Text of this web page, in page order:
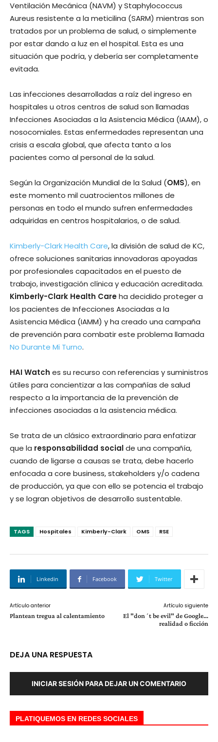
Ventilación Mecánica (NAVM) y Staphylococcus
Aureus resistente a la meticilina (SARM) mientras son
tratados por un problema de salud, o simplemente
por estar dando a luz en el hospital. Esta es una
situación que podría, y debería ser completamente
evitada.
Las infecciones desarrolladas a raíz del ingreso en
hospitales u otros centros de salud son llamadas
Infecciones Asociadas a la Asistencia Médica (IAAM), o
nosocomiales. Estas enfermedades representan una
crisis a escala global, que afecta tanto a los
pacientes como al personal de la salud.
Según la Organización Mundial de la Salud (OMS), en
este momento mil cuatrocientos millones de
personas en todo el mundo sufren enfermedades
adquiridas en centros hospitalarios, o de salud.
Kimberly-Clark Health Care, la división de salud de KC,
ofrece soluciones sanitarias innovadoras apoyadas
por profesionales capacitados en el puesto de
trabajo, investigación clínica y educación acreditada.
Kimberly-Clark Health Careha decidido proteger a
los pacientes de Infecciones Asociadas a la
Asistencia Médica (IAMM) y ha creado una campaña
de prevención para combatir este problema llamada
No Durante Mi Turno.
HAI Watch es su recurso con referencias y suministros
útiles para concientizar a las compañías de salud
respecto a la importancia de la prevención de
infecciones asociadas a la asistencia médica.
Se trata de un clásico extraordinario para enfatizar
que la responsabilidad socialde una compañía,
cuando de ligarse a causas se trata, debe hacerlo
enfocada a core business, stakeholders y/o cadena
de producción, ya que con ello se potencia el trabajo
y se logran objetivos de desarrollo sustentable.
TAGS Hospitales Kimberly-Clark OMS RSE
Linkedin Facebook Twitter
Artículo anterior
Plantean tregua al calentamiento
Artículo siguiente
El "don´t be evil" de Google…
realidad o ficción
DEJA UNA RESPUESTA
INICIAR SESIÓN PARA DEJAR UN COMENTARIO
PLATIQUEMOS EN REDES SOCIALES